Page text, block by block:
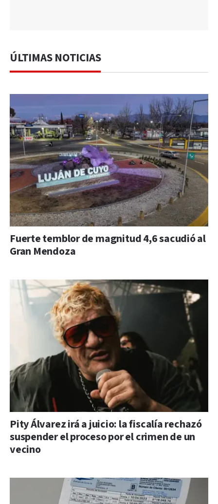
ÚLTIMAS NOTICIAS
Fuerte temblor de magnitud 4,6 sacudió al
Gran Mendoza
Pity Álvarez irá a juicio: la fiscalía rechazó
suspender el proceso por el crimen de un
vecino